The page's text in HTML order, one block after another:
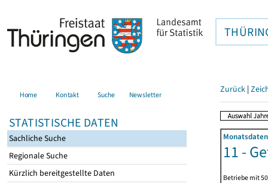
Home Kontakt Suche Newsletter
STATISTISCHE DATEN
Sachliche Suche
Regionale Suche
Kürzlich bereitgestellte Daten
Zurück |
11 -
Betriebe mit